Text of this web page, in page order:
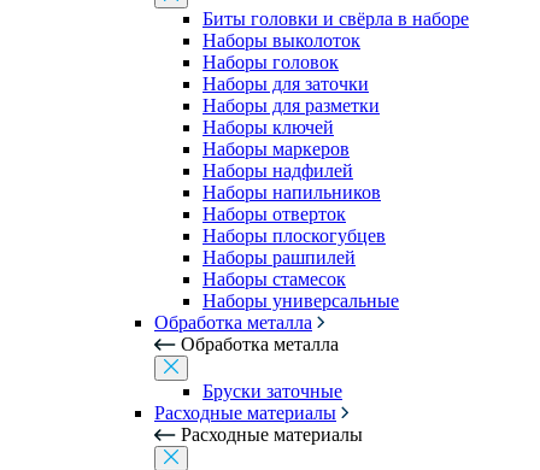
Биты головки и свёрла в наборе
Наборы выколоток
Наборы головок
Наборы для заточки
Наборы для разметки
Наборы ключей
Наборы маркеров
Наборы надфилей
Наборы напильников
Наборы отверток
Наборы плоскогубцев
Наборы рашпилей
Наборы стамесок
Наборы универсальные
Обработка металла
Обработка металла
Бруски заточные
Расходные материалы
Расходные материалы